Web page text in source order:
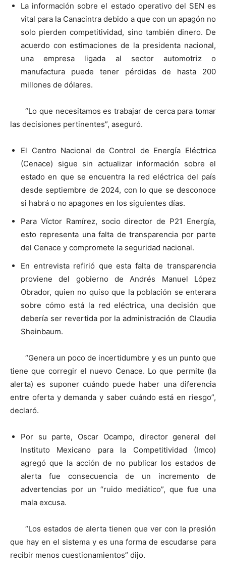
La información sobre el estado operativo del SEN es
vital para la Canacintra debido a que con un apagón no
solo pierden competitividad, sino también dinero. De
acuerdo con estimaciones de la presidenta nacional,
una empresa ligada al sector automotriz o
manufactura puede tener pérdidas de hasta 200
millones de dólares.
“Lo que necesitamos es trabajar de cerca para tomar
las decisiones pertinentes”, aseguró.
El Centro Nacional de Control de Energía Eléctrica
(Cenace) sigue sin actualizar información sobre el
estado en que se encuentra la red eléctrica del país
desde septiembre de 2024, con lo que se desconoce
si habrá o no apagones en los siguientes días.
Para Víctor Ramírez, socio director de P21 Energía,
esto representa una falta de transparencia por parte
del Cenace y compromete la seguridad nacional.
En entrevista refirió que esta falta de transparencia
proviene del gobierno de Andrés Manuel López
Obrador, quien no quiso que la población se enterara
sobre cómo está la red eléctrica, una decisión que
debería ser revertida por la administración de Claudia
Sheinbaum.
“Genera un poco de incertidumbre y es un punto que
tiene que corregir el nuevo Cenace. Lo que permite (la
alerta) es suponer cuándo puede haber una diferencia
entre oferta y demanda y saber cuándo está en riesgo”,
declaró.
Por su parte, Oscar Ocampo, director general del
Instituto Mexicano para la Competitividad (Imco)
agregó que la acción de no publicar los estados de
alerta fue consecuencia de un incremento de
advertencias por un “ruido mediático”, que fue una
mala excusa.
“Los estados de alerta tienen que ver con la presión
que hay en el sistema y es una forma de escudarse para
recibir menos cuestionamientos” dijo.